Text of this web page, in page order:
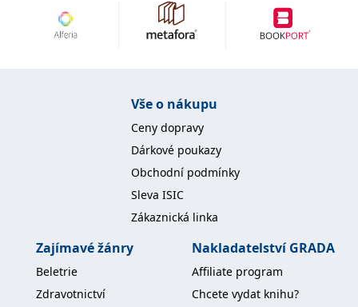
Vše o nákupu
Ceny dopravy
Dárkové poukazy
Obchodní podmínky
Sleva ISIC
Zákaznická linka
Zajímavé žánry
Beletrie
Zdravotnictví
Nakladatelství GRADA
Affiliate program
Chcete vydat knihu?